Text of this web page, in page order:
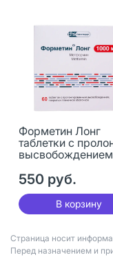
Форметин Лонг
таблетки с
высвобождением
мг 60 шт
550 руб.
В корзину
Страница носит
Перед назначением и